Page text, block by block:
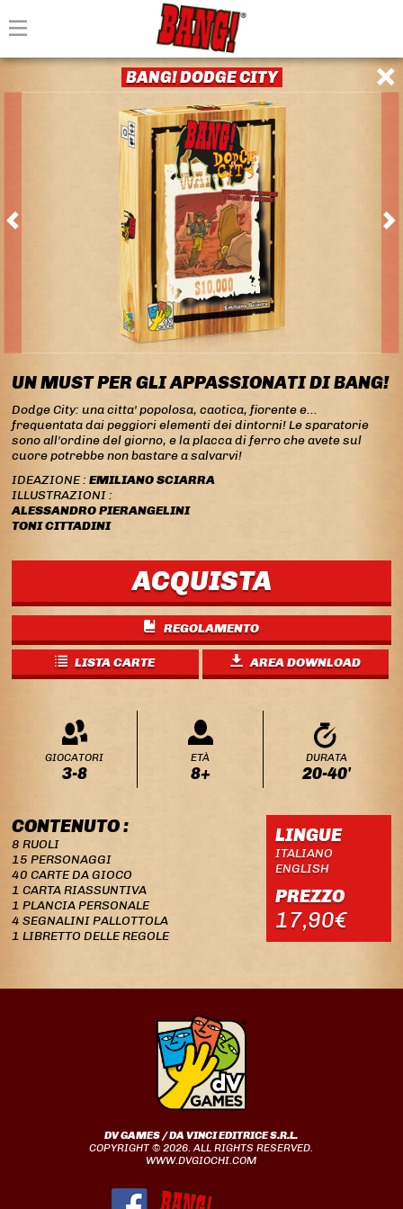
BANG! DODGE CITY
UN MUST PER GLI APPASSIONATI DI BANG!
Dodge City: una citta' popolosa, caotica, fiorente e...
frequentata dai peggiori elementi dei dintorni! Le sparatorie
sono all'ordine del giorno, e la placca di ferro che avete sul
cuore potrebbe non bastare a salvarvi!
IDEAZIONE :EMILIANO SCIARRA
ILLUSTRAZIONI :
ALESSANDRO PIERANGELINI
TONI CITTADINI
ACQUISTA
REGOLAMENTO
LISTA CARTE AREA DOWNLOAD
GIOCATORI
3-8
ETÀ
8+
DURATA
20-40'
CONTENUTO :
8 RUOLI
15 PERSONAGGI
40 CARTE DA GIOCO
1 CARTA RIASSUNTIVA
1 PLANCIA PERSONALE
4 SEGNALINI PALLOTTOLA
1 LIBRETTO DELLE REGOLE
LINGUE
ITALIANO
ENGLISH
PREZZO
17,90€
DV GAMES / DA VINCI EDITRICE S.R.L.
COPYRIGHT © 2026. ALL RIGHTS RESERVED.
WWW.DVGIOCHI.COM